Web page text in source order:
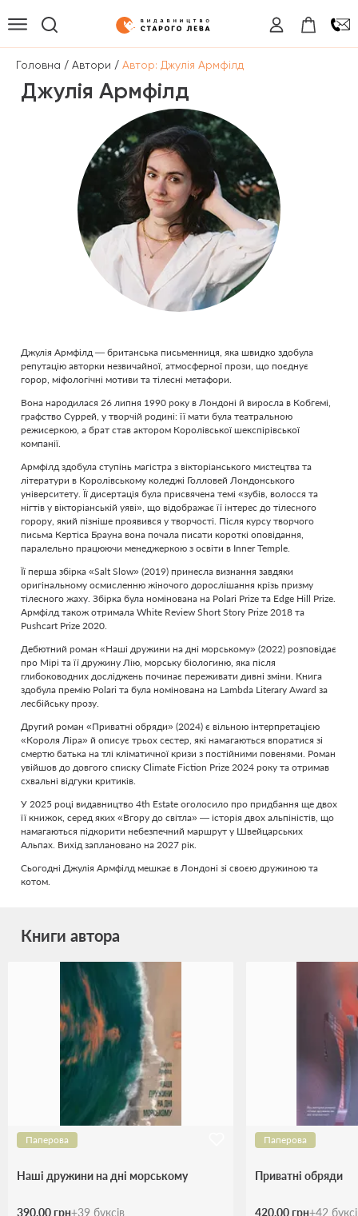
Головна / Автори / Автор: Джулія Армфілд
Джулія Армфілд
Джулія Армфілд — британська письменниця, яка швидко здобула
репутацію авторки незвичайної, атмосферної прози, що поєднує
горор, міфологічні мотиви та тілесні метафори.
Вона народилася 26 липня 1990 року в Лондоні й виросла в Кобгемі,
графство Суррей, у творчій родині: її мати була театральною
режисеркою, а брат став актором Королівської шекспірівської
компанії.
Армфілд здобула ступінь магістра з вікторіанського мистецтва та
літератури в Королівському коледжі Голловей Лондонського
університету. Її дисертація була присвячена темі «зубів, волосся та
нігтів у вікторіанській уяві», що відображає її інтерес до тілесного
горору, який пізніше проявився у творчості. Після курсу творчого
письма Кертіса Брауна вона почала писати короткі оповідання,
паралельно працюючи менеджеркою з освіти в Inner Temple.
Її перша збірка «Salt Slow» (2019) принесла визнання завдяки
оригінальному осмисленню жіночого дорослішання крізь призму
тілесного жаху. Збірка була номінована на Polari Prize та Edge Hill Prize.
Армфілд також отримала White Review Short Story Prize 2018 та
Pushcart Prize 2020.
Дебютний роман «Наші дружини на дні морському» (2022) розповідає
про Мірі та її дружину Лію, морську біологиню, яка після
глибоководних досліджень починає переживати дивні зміни. Книга
здобула премію Polari та була номінована на Lambda Literary Award за
лесбійську прозу.
Другий роман «Приватні обряди» (2024) є вільною інтерпретацією
«Короля Ліра» й описує трьох сестер, які намагаються впоратися зі
смертю батька на тлі кліматичної кризи з постійними повенями. Роман
увійшов до довгого списку Climate Fiction Prize 2024 року та отримав
схвальні відгуки критиків.
У 2025 році видавництво 4th Estate оголосило про придбання ще двох
її книжок, серед яких «Вгору до світла» — історія двох альпіністів, що
намагаються підкорити небезпечний маршрут у Швейцарських
Альпах. Вихід заплановано на 2027 рік.
Сьогодні Джулія Армфілд мешкає в Лондоні зі своєю дружиною та
котом.
Книги автора
Паперова
Наші дружини на дні морському
390.00 грн+39 буксів
Паперова
Приватні обряди
420.00 грн+42